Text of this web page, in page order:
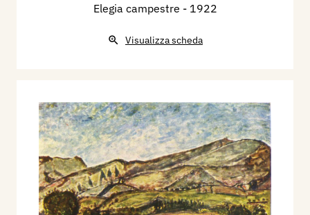
Elegia campestre - 1922
Visualizza scheda